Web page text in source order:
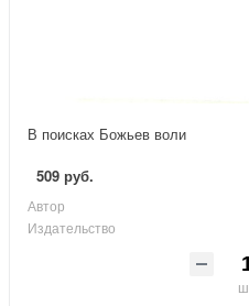
В поисках Божьев воли
509 руб.
Автор
Издательство